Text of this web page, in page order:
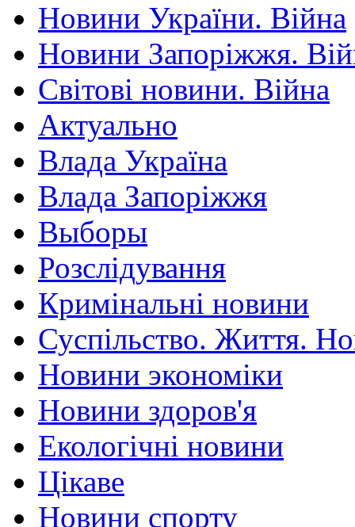
Новини України. Війна
Новини Запоріжжя.
Світові новини. Війна
Актуально
Влада Україна
Влада Запоріжжя
Выборы
Розслідування
Кримінальні новини
Суспільство. Життя.
Новини экономіки
Новини здоров'я
Екологічні новини
Цікаве
Новини спорту